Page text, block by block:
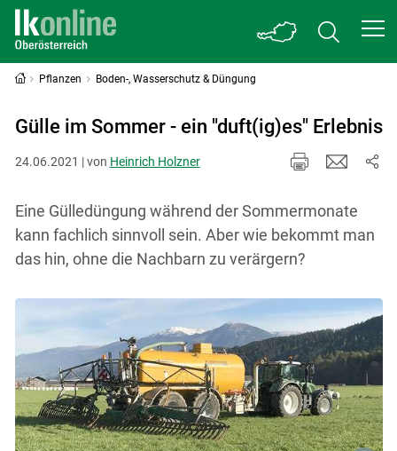
Pflanzen Boden-, Wasserschutz & Düngung
Gülle im Sommer - ein "duft(ig)es" Erlebnis
24.06.2021 | von Heinrich Holzner
Eine Gülledüngung während der Sommermonate
kann fachlich sinnvoll sein. Aber wie bekommt man
das hin, ohne die Nachbarn zu verärgern?